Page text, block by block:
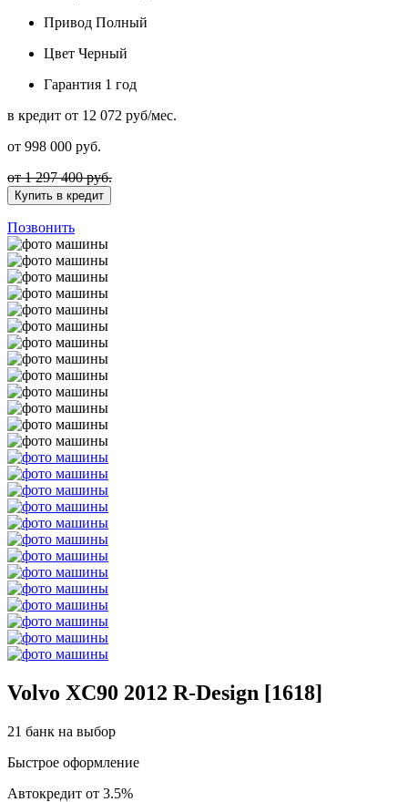
Привод Полный
Цвет Черный
Гарантия 1 год
в кредит от 12 072 руб/мес.
от 998 000 руб.
от 1 297 400 руб.
Купить в кредит
Позвонить
Volvo XC90 2012 R-Design [1618]
21 банк на выбор
Быстрое оформление
Автокредит от 3.5%